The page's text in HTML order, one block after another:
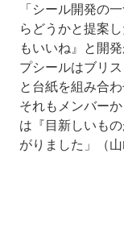
「シール開発の
らどうかと提案
もいいね』と開
プシールはブリ
と台紙を組み合
それもメンバー
は『目新しいも
がりました」（山